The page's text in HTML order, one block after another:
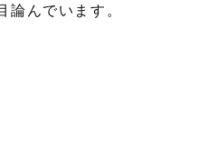
論んでいます。